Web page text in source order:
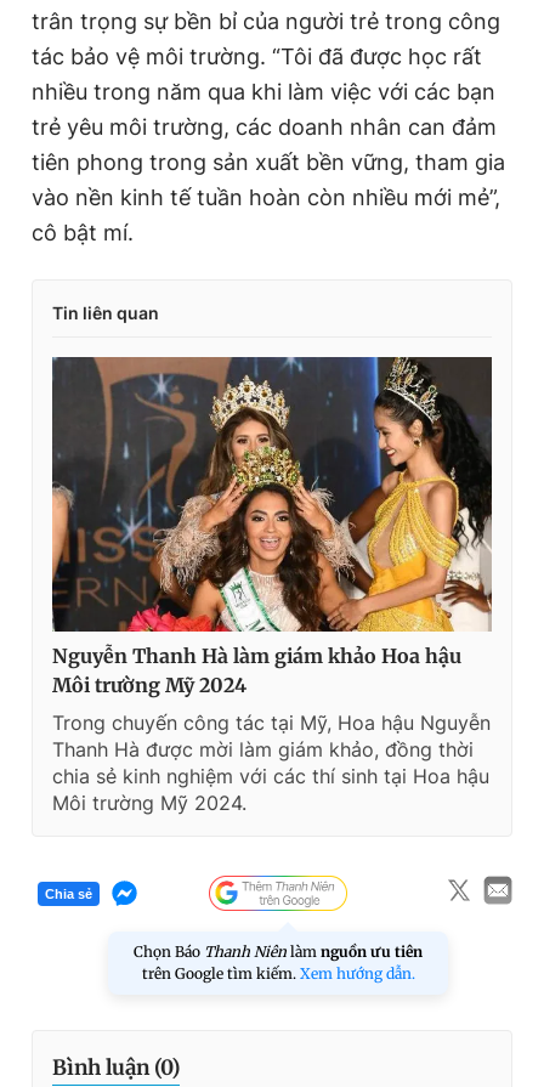
trân trọng sự bền bỉ của người trẻ trong công
tác bảo vệ môi trường. “Tôi đã được học rất
nhiều trong năm qua khi làm việc với các bạn
trẻ yêu môi trường, các doanh nhân can đảm
tiên phong trong sản xuất bền vững, tham gia
vào nền kinh tế tuần hoàn còn nhiều mới mẻ”,
cô bật mí.
Tin liên quan
Nguyễn Thanh Hà làm giám khảo Hoa hậu
Môi trường Mỹ 2024
Trong chuyến công tác tại Mỹ, Hoa hậu Nguyễn
Thanh Hà được mời làm giám khảo, đồng thời
chia sẻ kinh nghiệm với các thí sinh tại Hoa hậu
Môi trường Mỹ 2024.
Chia sẻ
Chọn Báo Thanh Niên làm nguồn ưu tiên
trên Google tìm kiếm. Xem hướng dẫn.
Bình luận (0)